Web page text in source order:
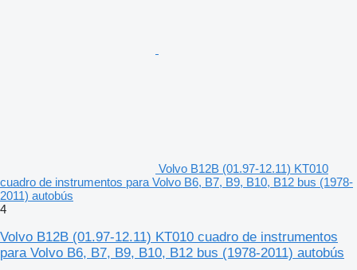
Volvo B12B (01.97-12.11) KT010
cuadro de instrumentos para Volvo B6, B7, B9, B10, B12 bus (1978-
2011) autobús
4
Volvo B12B (01.97-12.11) KT010 cuadro de instrumentos
para Volvo B6, B7, B9, B10, B12 bus (1978-2011) autobús